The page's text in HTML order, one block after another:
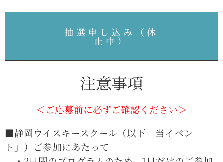
抽選申し込み（休
止中）
注意事項
＜ご応募前に必ずご確認ください＞
■静岡ウイスキースクール（以下「当イベン
ト」）ご参加にあたって